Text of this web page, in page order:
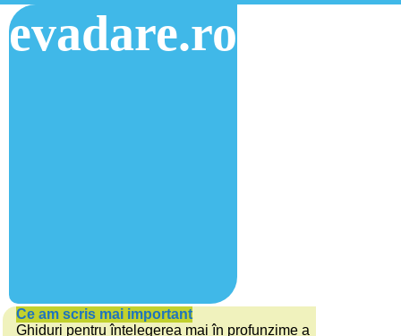
evadare.ro
Ce am scris mai important
Ghiduri pentru înțelegerea mai în profunzime a